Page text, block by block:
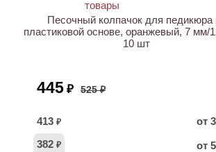
Песочный колпачок для педикюра
пластиковой основе, оранжевый, 7 мм/
10 шт
445 ₽ 525 ₽
413 ₽
от
382 ₽ от